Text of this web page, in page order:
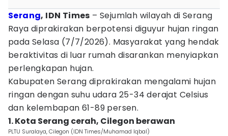
Serang, IDN Times – Sejumlah wilayah di Serang
Raya diprakirakan berpotensi diguyur hujan ringan
pada Selasa (7/7/2026). Masyarakat yang hendak
beraktivitas di luar rumah disarankan menyiapkan
perlengkapan hujan.
Kabupaten Serang diprakirakan mengalami hujan
ringan dengan suhu udara 25-34 derajat Celsius
dan kelembapan 61-89 persen.
1. Kota Serang cerah, Cilegon berawan
PLTU Suralaya, Cilegon (IDN Times/Muhamad Iqbal)